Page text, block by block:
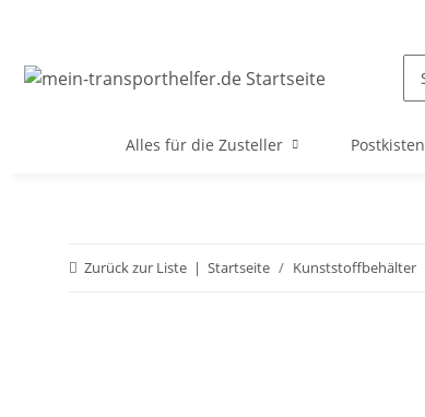
Alles für die Zusteller Postkisten
Zurück zur Liste Startseite Kunststoffbehälter